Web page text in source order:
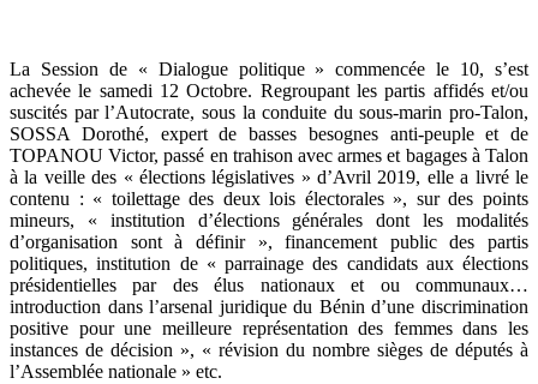
La Session de « Dialogue politique » commencée le 10, s’est
achevée le samedi 12 Octobre. Regroupant les partis affidés et/ou
suscités par l’Autocrate, sous la conduite du sous-marin pro-Talon,
SOSSA Dorothé, expert de basses besognes anti-peuple et de
TOPANOU Victor, passé en trahison avec armes et bagages à Talon
à la veille des « élections législatives » d’Avril 2019, elle a livré le
contenu : « toilettage des deux lois électorales », sur des points
mineurs, « institution d’élections générales dont les modalités
d’organisation sont à définir », financement public des partis
politiques, institution de « parrainage des candidats aux élections
présidentielles par des élus nationaux et ou communaux…
introduction dans l’arsenal juridique du Bénin d’une discrimination
positive pour une meilleure représentation des femmes dans les
instances de décision », « révision du nombre sièges de députés à
l’Assemblée nationale » etc.